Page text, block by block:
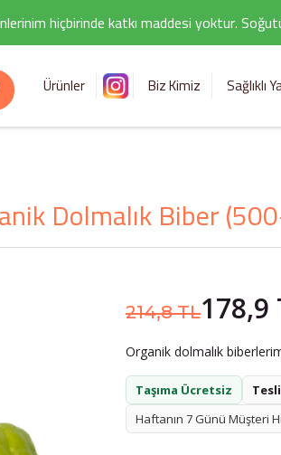
hiçbirinde katkı maddesi yoktur.
Ürünler Biz Kimiz Sağlıklı
Dolmalık Biber
214,8 TL178,9
Organik dolmalık
Taşıma Ücretsiz
Haftanın 7 Günü Müşteri